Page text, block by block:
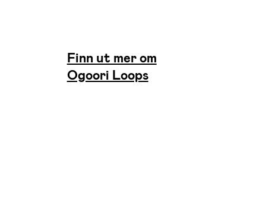
Finn ut mer om
Ogoori Loops